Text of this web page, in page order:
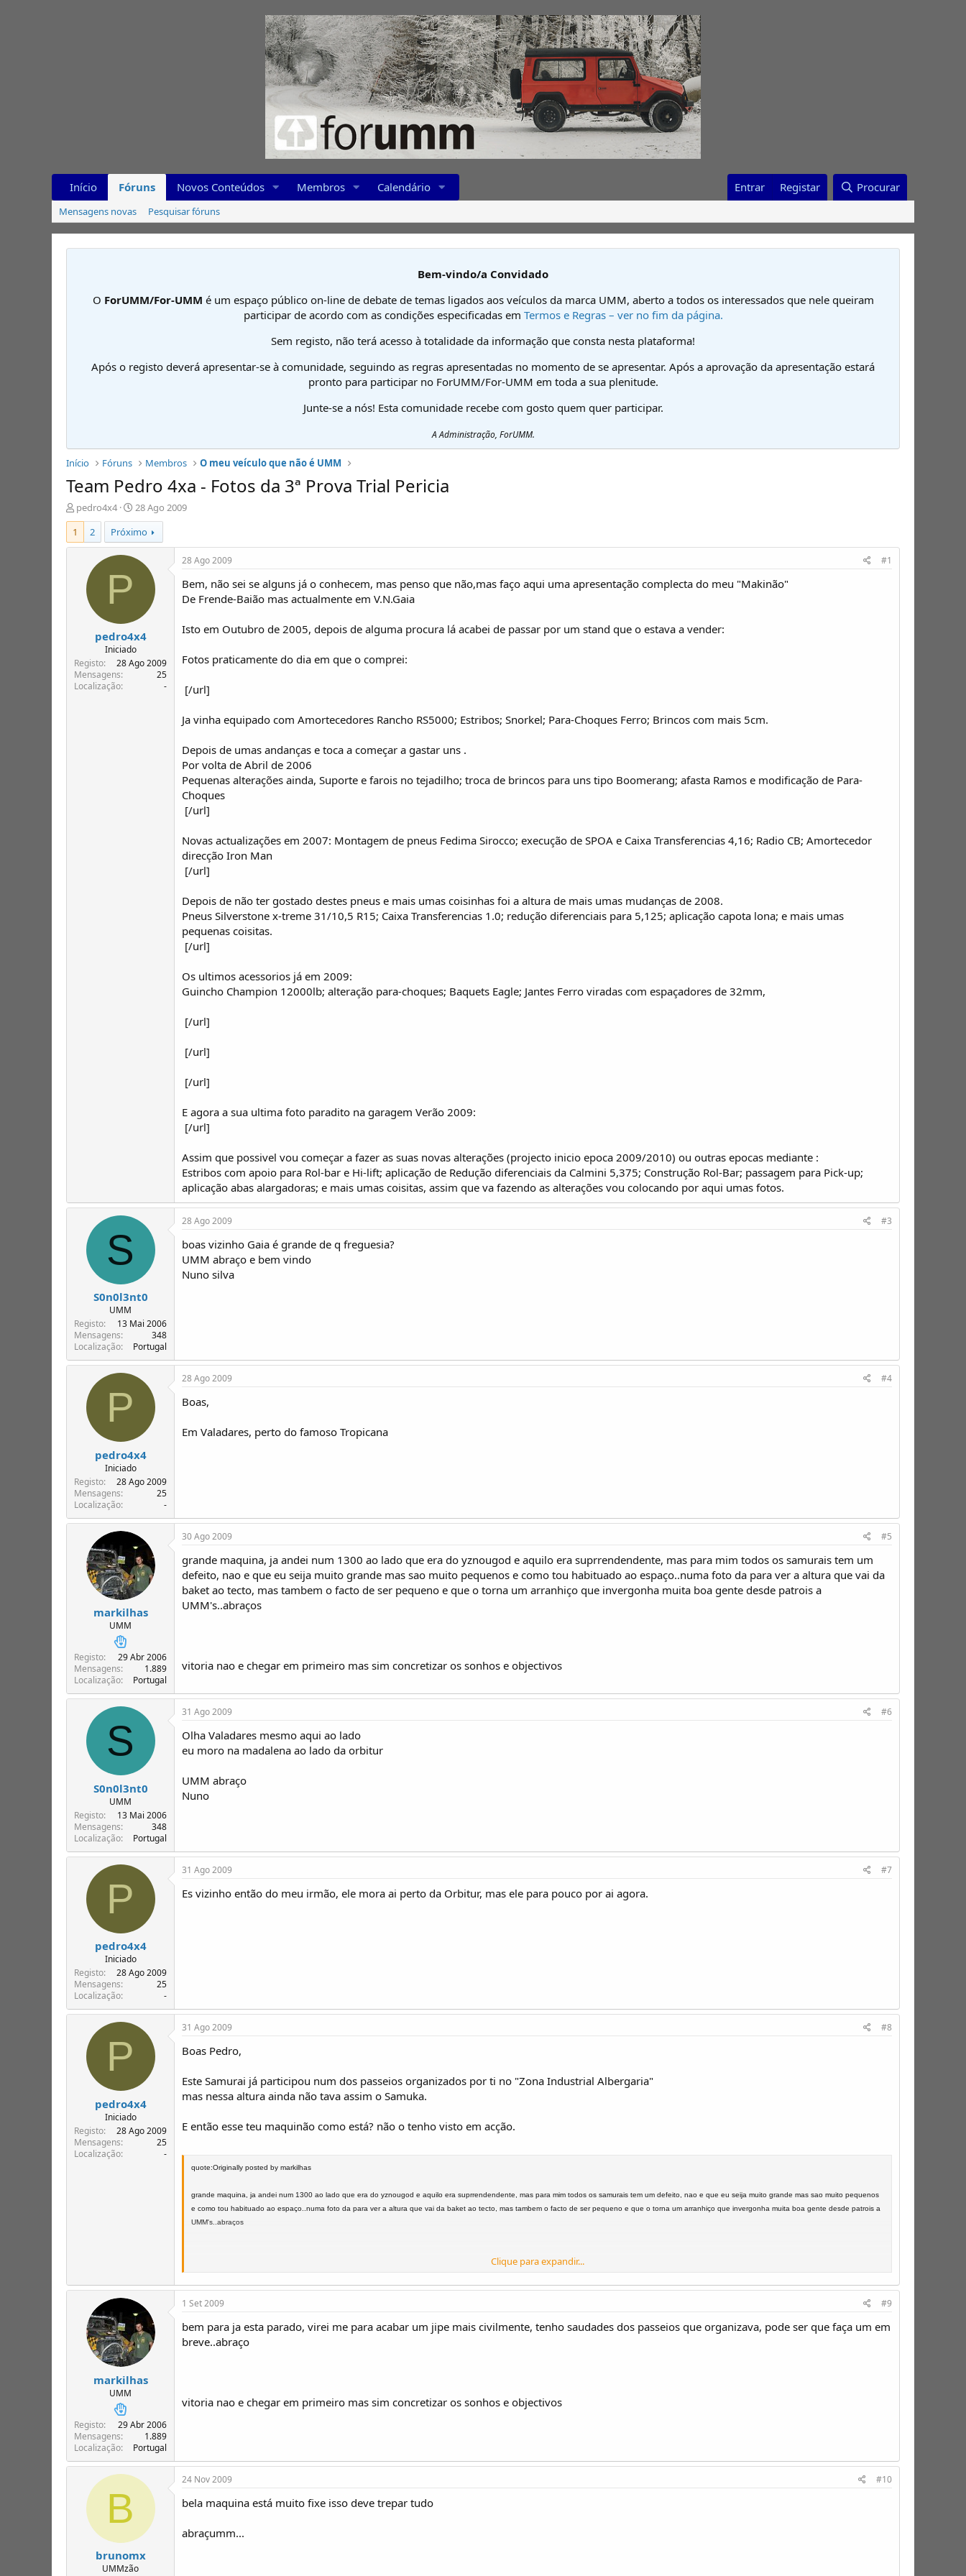
Início Fóruns Novos Conteúdos Membros Calendário Entrar Registar Procurar
Mensagens novas Pesquisar fóruns
Bem-vindo/a Convidado
O ForUMM/For-UMM é um espaço público on-line de debate de temas ligados aos veículos da marca UMM, aberto a todos os interessados que nele queiram
participar de acordo com as condições especificadas em Termos e Regras – ver no fim da página.
Sem registo, não terá acesso à totalidade da informação que consta nesta plataforma!
Após o registo deverá apresentar-se à comunidade, seguindo as regras apresentadas no momento de se apresentar. Após a aprovação da apresentação estará
pronto para participar no ForUMM/For-UMM em toda a sua plenitude.
Junte-se a nós! Esta comunidade recebe com gosto quem quer participar.
A Administração, ForUMM.
Início Fóruns Membros O meu veículo que não é UMM
Team Pedro 4xa - Fotos da 3ª Prova Trial Pericia
I
n
i
c
ó
p
i
pedro4x4
D
a
t
a
d
c
i
o
28 Ago 2009
1
2 Próximo
P
pedro4x4
Iniciado
Registo
28 Ago 2009
Mensagens
25
Localização
-
28 Ago 2009 #1
Bem, não sei se alguns já o conhecem, mas penso que não,mas faço aqui uma apresentação complecta do meu "Makinão"
De Frende-Baião mas actualmente em V.N.Gaia
Isto em Outubro de 2005, depois de alguma procura lá acabei de passar por um stand que o estava a vender:
Fotos praticamente do dia em que o comprei:
[/url]
Ja vinha equipado com Amortecedores Rancho RS5000; Estribos; Snorkel; Para-Choques Ferro; Brincos com mais 5cm.
Depois de umas andanças e toca a começar a gastar uns .
Por volta de Abril de 2006
Pequenas alterações ainda, Suporte e farois no tejadilho; troca de brincos para uns tipo Boomerang; afasta Ramos e modificação de Para-
Choques
[/url]
Novas actualizações em 2007: Montagem de pneus Fedima Sirocco; execução de SPOA e Caixa Transferencias 4,16; Radio CB; Amortecedor
direcção Iron Man
[/url]
Depois de não ter gostado destes pneus e mais umas coisinhas foi a altura de mais umas mudanças de 2008.
Pneus Silverstone x-treme 31/10,5 R15; Caixa Transferencias 1.0; redução diferenciais para 5,125; aplicação capota lona; e mais umas
pequenas coisitas.
[/url]
Os ultimos acessorios já em 2009:
Guincho Champion 12000lb; alteração para-choques; Baquets Eagle; Jantes Ferro viradas com espaçadores de 32mm,
[/url]
[/url]
[/url]
E agora a sua ultima foto paradito na garagem Verão 2009:
[/url]
Assim que possivel vou começar a fazer as suas novas alterações (projecto inicio epoca 2009/2010) ou outras epocas mediante :
Estribos com apoio para Rol-bar e Hi-lift; aplicação de Redução diferenciais da Calmini 5,375; Construção Rol-Bar; passagem para Pick-up;
aplicação abas alargadoras; e mais umas coisitas, assim que va fazendo as alterações vou colocando por aqui umas fotos.
S
S0n0l3nt0
UMM
Registo
13 Mai 2006
Mensagens
348
Localização
Portugal
28 Ago 2009 #3
boas vizinho Gaia é grande de q freguesia?
UMM abraço e bem vindo
Nuno silva
P
pedro4x4
Iniciado
Registo
28 Ago 2009
Mensagens
25
Localização
-
28 Ago 2009 #4
Boas,
Em Valadares, perto do famoso Tropicana
markilhas
UMM
Registo
29 Abr 2006
Mensagens
1.889
Localização
Portugal
30 Ago 2009 #5
grande maquina, ja andei num 1300 ao lado que era do yznougod e aquilo era suprrendendente, mas para mim todos os samurais tem um
defeito, nao e que eu seija muito grande mas sao muito pequenos e como tou habituado ao espaço..numa foto da para ver a altura que vai da
baket ao tecto, mas tambem o facto de ser pequeno e que o torna um arranhiço que invergonha muita boa gente desde patrois a
UMM's..abraços
vitoria nao e chegar em primeiro mas sim concretizar os sonhos e objectivos
S
S0n0l3nt0
UMM
Registo
13 Mai 2006
Mensagens
348
Localização
Portugal
31 Ago 2009 #6
Olha Valadares mesmo aqui ao lado
eu moro na madalena ao lado da orbitur
UMM abraço
Nuno
P
pedro4x4
Iniciado
Registo
28 Ago 2009
Mensagens
25
Localização
-
31 Ago 2009 #7
Es vizinho então do meu irmão, ele mora ai perto da Orbitur, mas ele para pouco por ai agora.
P
pedro4x4
Iniciado
Registo
28 Ago 2009
Mensagens
25
Localização
-
31 Ago 2009 #8
Boas Pedro,
Este Samurai já participou num dos passeios organizados por ti no "Zona Industrial Albergaria"
mas nessa altura ainda não tava assim o Samuka.
E então esse teu maquinão como está? não o tenho visto em acção.
quote:Originally posted by markilhas
grande maquina, ja andei num 1300 ao lado que era do yznougod e aquilo era suprrendendente, mas para mim todos os samurais tem um defeito, nao e que eu seija muito grande mas sao muito pequenos
e como tou habituado ao espaço..numa foto da para ver a altura que vai da baket ao tecto, mas tambem o facto de ser pequeno e que o torna um arranhiço que invergonha muita boa gente desde patrois a
UMM's..abraços
Clique para expandir...
markilhas
UMM
Registo
29 Abr 2006
Mensagens
1.889
Localização
Portugal
1 Set 2009 #9
bem para ja esta parado, virei me para acabar um jipe mais civilmente, tenho saudades dos passeios que organizava, pode ser que faça um em
breve..abraço
vitoria nao e chegar em primeiro mas sim concretizar os sonhos e objectivos
B
brunomx
UMMzão
24 Nov 2009 #10
bela maquina está muito fixe isso deve trepar tudo
abraçumm...